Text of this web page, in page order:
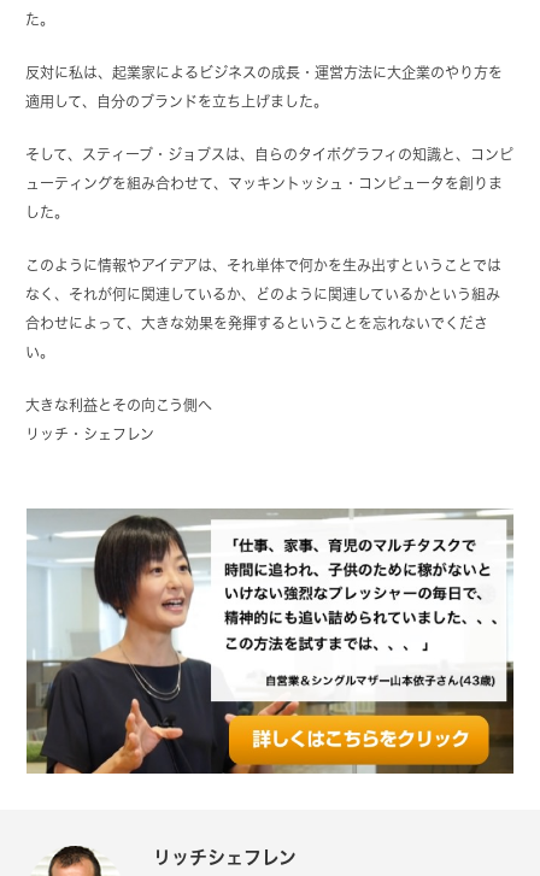
た。
反対に私は、起業家によるビジネスの成長・運営方法に大企業のやり方を
適用して、自分のブランドを立ち上げました。
そして、スティーブ・ジョブスは、自らのタイポグラフィの知識と、コンピ
ューティングを組み合わせて、マッキントッシュ・コンピュータを創りま
した。
このように情報やアイデアは、それ単体で何かを生み出すということでは
なく、それが何に関連しているか、どのように関連しているかという組み
合わせによって、大きな効果を発揮するということを忘れないでくださ
い。
大きな利益とその向こう側へ
リッチ・シェフレン
リッチシェフレン